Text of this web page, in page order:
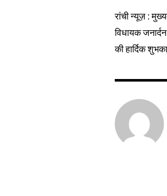
रांची न्यूज़ :
विधायक
की हार्दिक